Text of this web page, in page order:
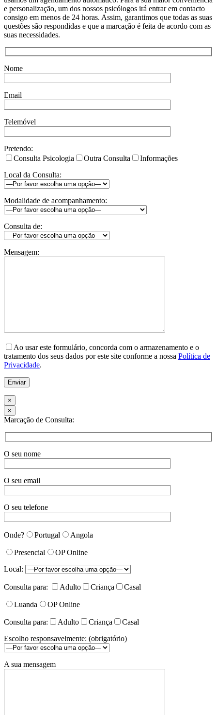
e personalização, um dos nossos psicólogos irá entrar em contacto
consigo em menos de 24 horas. Assim, garantimos que todas as suas
questões são respondidas e que a marcação é feita de acordo com as
suas necessidades.
Nome
Email
Telemóvel
Pretendo:
Consulta Psicologia
Outra Consulta
Informações
Local da Consulta:
Modalidade de acompanhamento:
Consulta de:
Mensagem:
Ao usar este formulário, concorda com o armazenamento e o
tratamento dos seus dados por este site conforme a nossa Política de
Privacidade.
×
×
Marcação de Consulta:
O seu nome
O seu email
O seu telefone
Onde? Portugal Angola
Presencial
OP Online
Local:
Consulta para: Adulto Criança Casal
Luanda OP Online
Consulta para: Adulto Criança
Casal
Escolho responsavelmente: (obrigatório)
A sua mensagem